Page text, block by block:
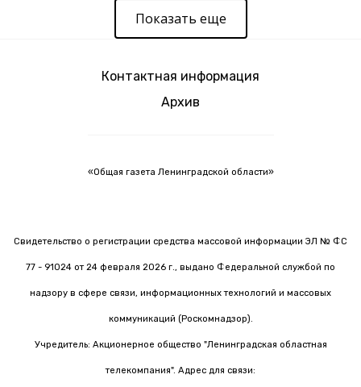
Показать еще
Контактная информация
Архив
«Общая газета Ленинградской области»
Свидетельство о регистрации средства массовой информации ЭЛ № ФС
77 - 91024 от 24 февраля 2026 г., выдано Федеральной службой по
надзору в сфере связи, информационных технологий и массовых
коммуникаций (Роскомнадзор).
Учредитель: Акционерное общество "Ленинградская областная
телекомпания". Адрес для связи: